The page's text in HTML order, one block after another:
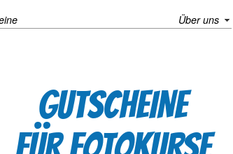
Über uns
GUTSCHEINE